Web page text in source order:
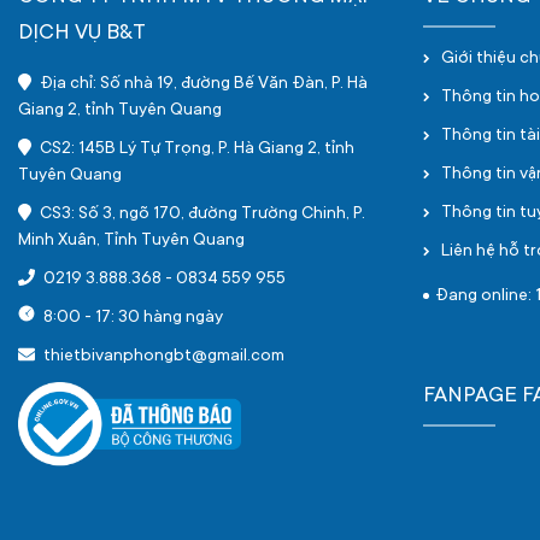
DỊCH VỤ B&T
Địa chỉ: Số nhà 19, đường Bế Văn Đàn, P. Hà
Giang 2, tỉnh Tuyên Quang
CS2: 145B Lý Tự Trọng, P. Hà Giang 2, tỉnh
Tuyên Quang
CS3: Số 3, ngõ 170, đường Trường Chinh, P.
Minh Xuân, Tỉnh Tuyên Quang
0219 3.888.368 - 0834 559 955
8:00 - 17: 30 hàng ngày
thietbivanphongbt@gmail.com
Giới thiệu
Thông tin
Thông tin
Thông tin
Thông tin
Liên hệ hỗ
Đang online:
FANPAGE